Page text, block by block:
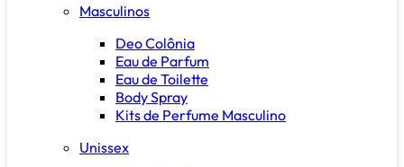
Masculinos
Deo Colônia
Eau de Parfum
Eau de Toilette
Body Spray
Kits de Perfume Masculino
Unissex